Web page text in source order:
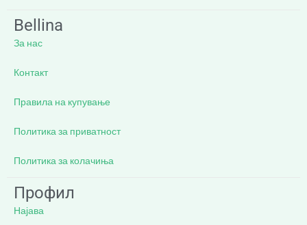
Bellina
За нас
Контакт
Правила на купување
Политика за приватност
Политика за колачиња
Профил
Најава